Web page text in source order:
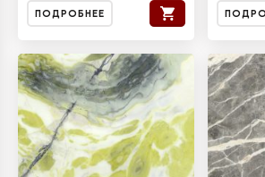
ПОДРОБНЕЕ